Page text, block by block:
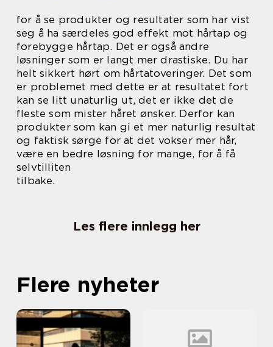
for å se produkter og resultater som har vist
seg å ha særdeles god effekt mot hårtap og
forebygge hårtap. Det er også andre
løsninger som er langt mer drastiske. Du har
helt sikkert hørt om hårtatoveringer. Det som
er problemet med dette er at resultatet fort
kan se litt unaturlig ut, det er ikke det de
fleste som mister håret ønsker. Derfor kan
produkter som kan gi et mer naturlig resultat
og faktisk sørge for at det vokser mer hår,
være en bedre løsning for mange, for å få
selvtilliten
tilbake.
Les flere innlegg her
Flere nyheter